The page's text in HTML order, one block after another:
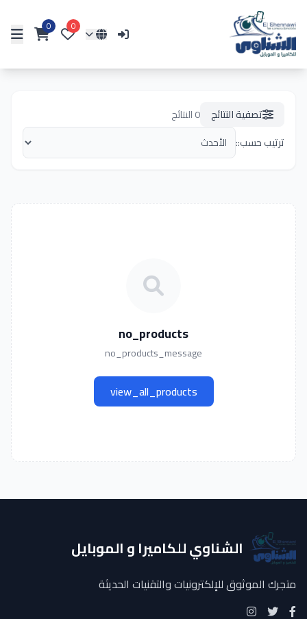
0
0
تصفية النتائج 0النتائج
ترتيب حسب::
no_products
no_products_message
view_all_products
الشناوي للكاميرا و الموبايل
متجرك الموثوق للإلكترونيات والتقنيات الحديثة